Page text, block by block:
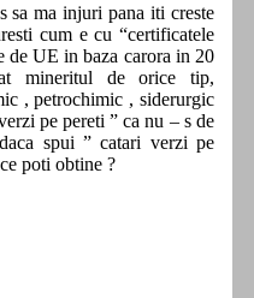
sa ma injuri pana iti creste
cum e cu “certificatele
de UE in baza carora in 20
mineritul de orice tip,
, petrochimic , siderurgic
pe pereti ” ca nu – s de
spui ” catari verzi pe
poti obtine ?